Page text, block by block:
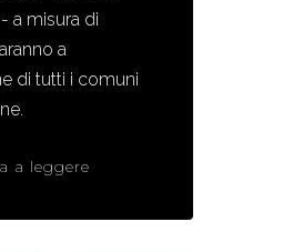
a misura di
a
di tutti i comuni
a leggere